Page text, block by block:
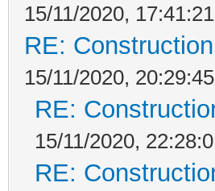
15/11/2020, 17:41:21
RE:
15/11/2020, 20:29:45
RE:
15/11/2020,
RE: